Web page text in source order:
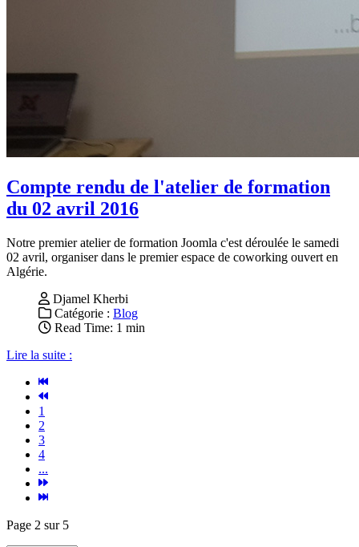
Compte rendu de l'atelier de formation
du 02 avril 2016
Notre premier atelier de formation Joomla c'est déroulée le samedi
02 avril, organiser dans le premier espace de coworking ouvert en
Algérie.
Djamel Kherbi
Catégorie : Blog
Read Time: 1 min
Lire la suite :
1
2
3
4
...
Page 2 sur 5